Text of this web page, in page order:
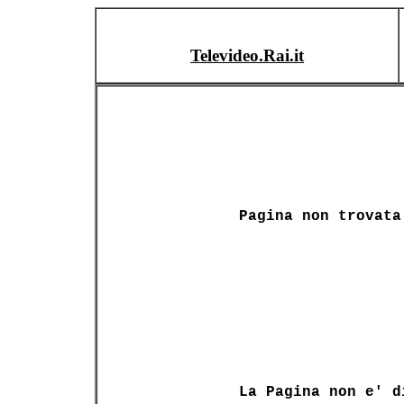
Televideo.Rai.it
Pagina non trovata
La Pagina non e'